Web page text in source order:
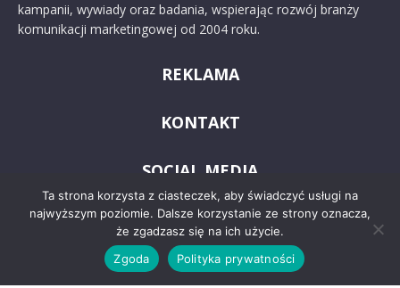
kampanii, wywiady oraz badania, wspierając rozwój branży
komunikacji marketingowej od 2004 roku.
REKLAMA
KONTAKT
SOCIAL MEDIA
Ta strona korzysta z ciasteczek, aby świadczyć usługi na
najwyższym poziomie. Dalsze korzystanie ze strony oznacza,
że zgadzasz się na ich użycie.
Zgoda
Polityka prywatności